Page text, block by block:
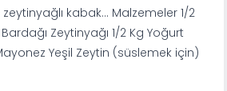
kabak… Malzemeler 1/2
Zeytinyağı 1/2 Kg Yoğurt
Yeşil Zeytin (süslemek için)